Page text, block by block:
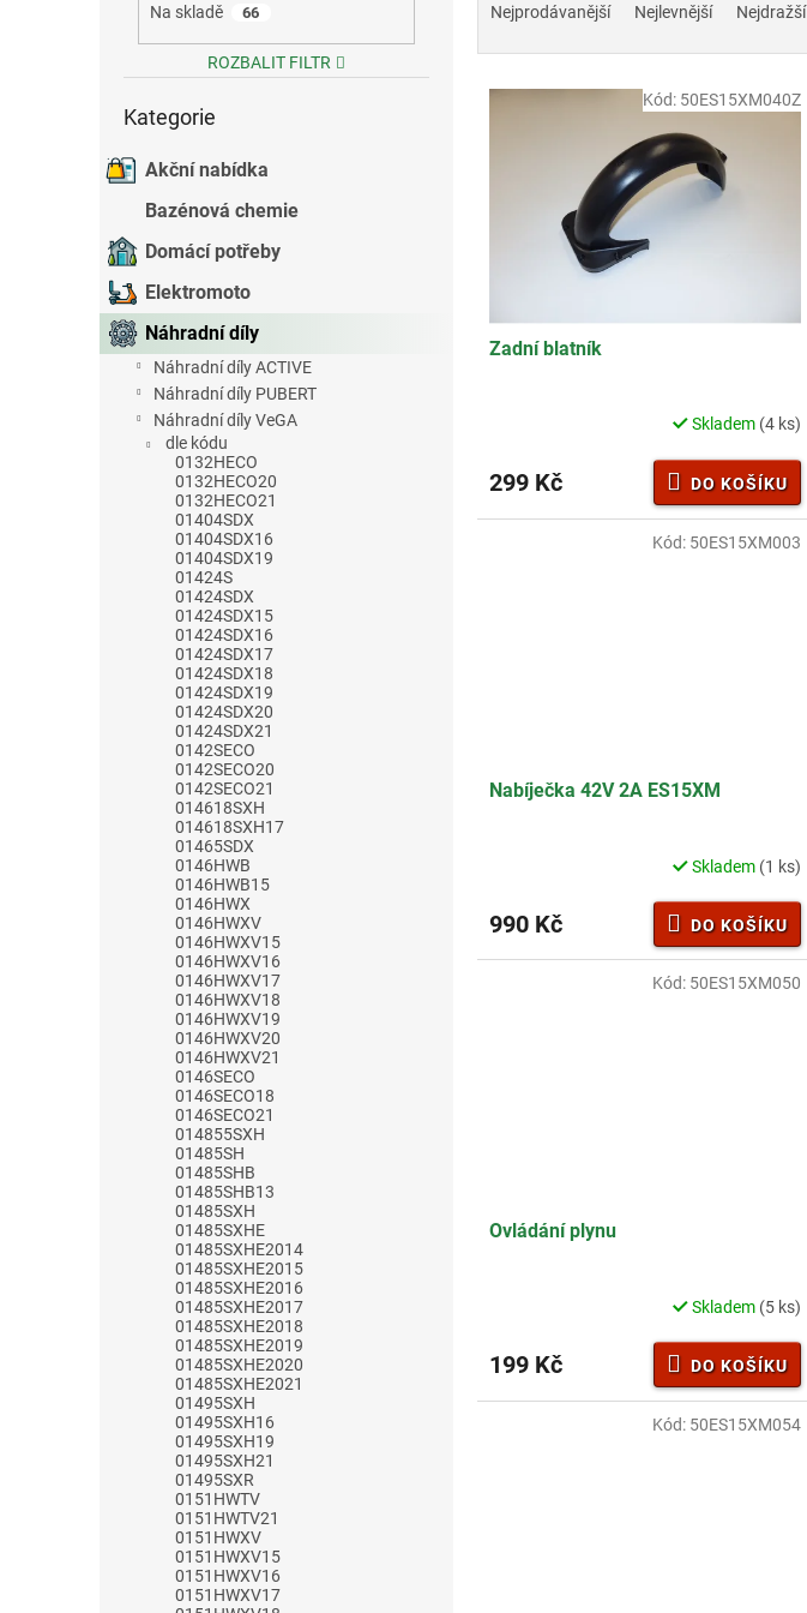
Na skladě 66
ROZBALIT FILTR
kategorie
Kategorie
Akční nabídka
Bazénová chemie
Domácí potřeby
Elektromoto
Náhradní díly
Náhradní díly ACTIVE
Náhradní díly PUBERT
Náhradní díly VeGA
dle kódu
0132HECO
0132HECO20
0132HECO21
01404SDX
01404SDX16
01404SDX19
01424S
01424SDX
01424SDX15
01424SDX16
01424SDX17
01424SDX18
01424SDX19
01424SDX20
01424SDX21
0142SECO
0142SECO20
0142SECO21
014618SXH
014618SXH17
01465SDX
0146HWB
0146HWB15
0146HWX
0146HWXV
0146HWXV15
0146HWXV16
0146HWXV17
0146HWXV18
0146HWXV19
0146HWXV20
0146HWXV21
0146SECO
0146SECO18
0146SECO21
014855SXH
01485SH
01485SHB
01485SHB13
01485SXH
01485SXHE
01485SXHE2014
01485SXHE2015
01485SXHE2016
01485SXHE2017
01485SXHE2018
01485SXHE2019
01485SXHE2020
01485SXHE2021
01495SXH
01495SXH16
01495SXH19
01495SXH21
01495SXR
0151HWTV
0151HWTV21
0151HWXV
0151HWXV15
0151HWXV16
0151HWXV17
e
n
ů
Nejprodávanější Nejlevnější Nejdražší
V
Zadní blatník
produktu
je
5,0
Skladem (4 ks)
299 Kč DO KOŠÍKU
Kód: 50ES15XM040Z
Nabíječka 42V 2A ES15XM
Skladem (1 ks)
990 Kč DO KOŠÍKU
Kód: 50ES15XM003
Ovládání plynu
Skladem (5 ks)
199 Kč DO KOŠÍKU
Kód: 50ES15XM050
Kód: 50ES15XM054